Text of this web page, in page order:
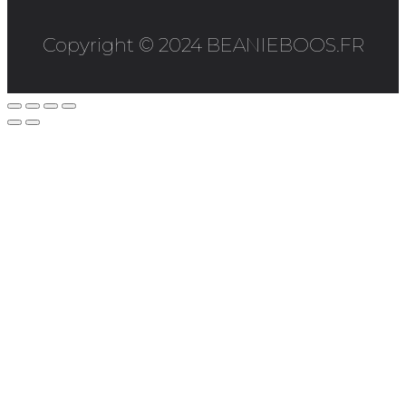
Copyright © 2024 BEANIEBOOS.FR